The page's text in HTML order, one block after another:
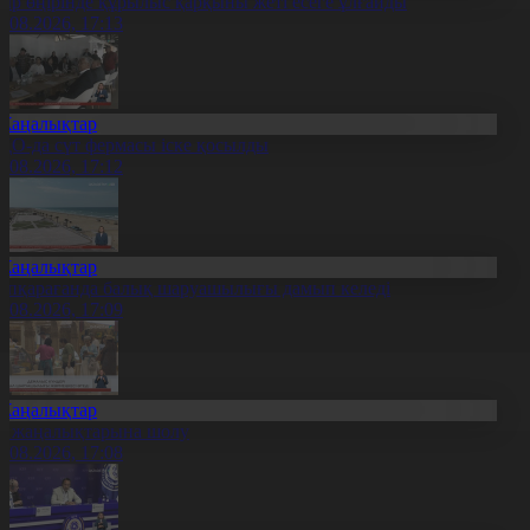
17:13
да сүт фермасы іске қосылды
17:12
балық шаруашылығы дамып келеді
17:09
жаңалықтарына шолу
17:08